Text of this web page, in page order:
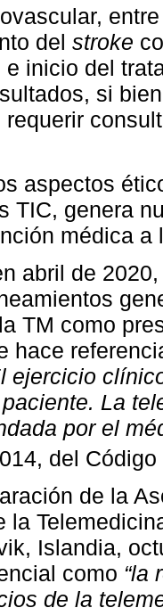
del stroke
inicio del
si
aspectos
TIC, genera
médica a
abril de
TM como
hace
ejercicio
La
por el
del
de la
la
Islandia,
como “la
de la